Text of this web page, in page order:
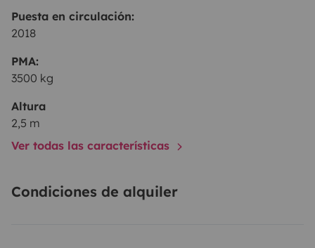
Puesta en circulación:
2018
PMA:
3500 kg
Altura
2,5 m
Ver todas las características
Condiciones de alquiler